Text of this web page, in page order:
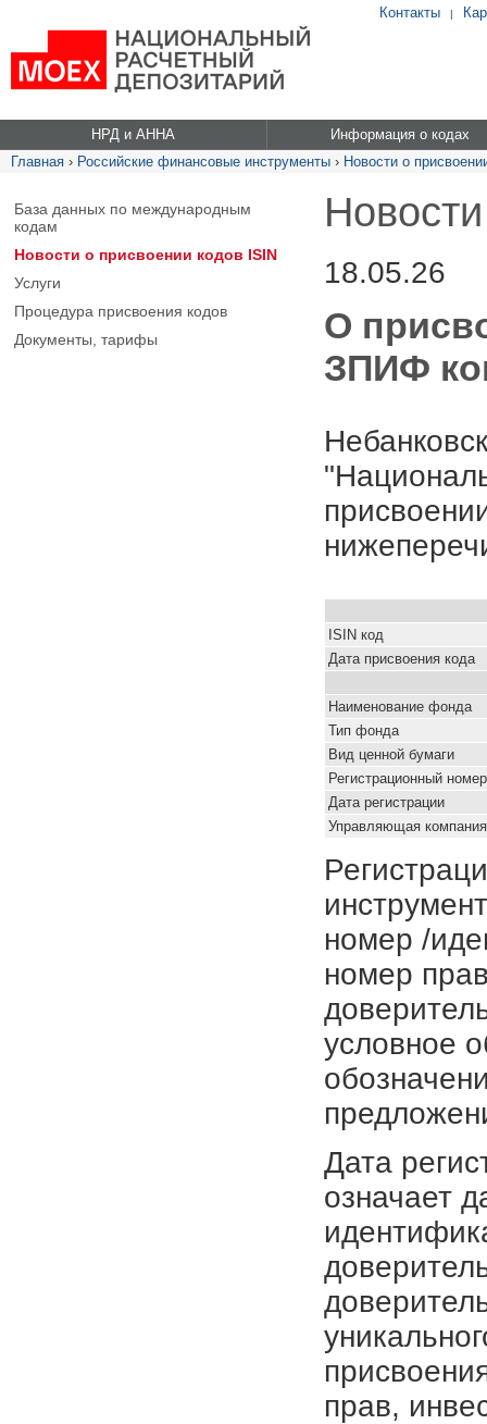
Контакты |
НРД и АННА
Информация о кодах
Главная › Российские финансовые инструменты › Новости о
База данных по международным
кодам
Новости о присвоении кодов ISIN
Услуги
Процедура присвоения кодов
Документы, тарифы
18.05.26
О
ЗПИФ
ISIN код
Дата присвоения кода
Наименование фонда
Тип фонда
Вид ценной бумаги
Регистрационный номер
Дата регистрации
Управляющая компания
номер /
номер
условное
Дата
означает
прав,